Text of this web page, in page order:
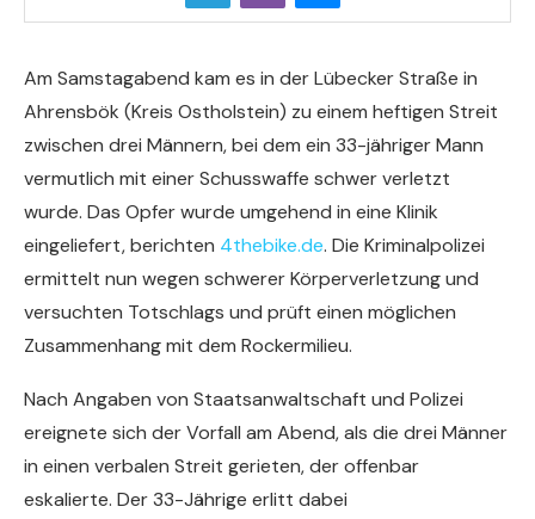
Am Samstagabend kam es in der Lübecker Straße in
Ahrensbök (Kreis Ostholstein) zu einem heftigen Streit
zwischen drei Männern, bei dem ein 33-jähriger Mann
vermutlich mit einer Schusswaffe schwer verletzt
wurde. Das Opfer wurde umgehend in eine Klinik
eingeliefert, berichten 4thebike.de. Die Kriminalpolizei
ermittelt nun wegen schwerer Körperverletzung und
versuchten Totschlags und prüft einen möglichen
Zusammenhang mit dem Rockermilieu.
Nach Angaben von Staatsanwaltschaft und Polizei
ereignete sich der Vorfall am Abend, als die drei Männer
in einen verbalen Streit gerieten, der offenbar
eskalierte. Der 33-Jährige erlitt dabei